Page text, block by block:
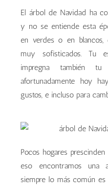
El árbol de Navidad ha
y no se entiende esta
en verdes o en blancos,
muy sofisticados. Tu
impregna también
afortunadamente hoy
gustos, e incluso para
Pocos hogares
eso encontramos una
siempre lo más común